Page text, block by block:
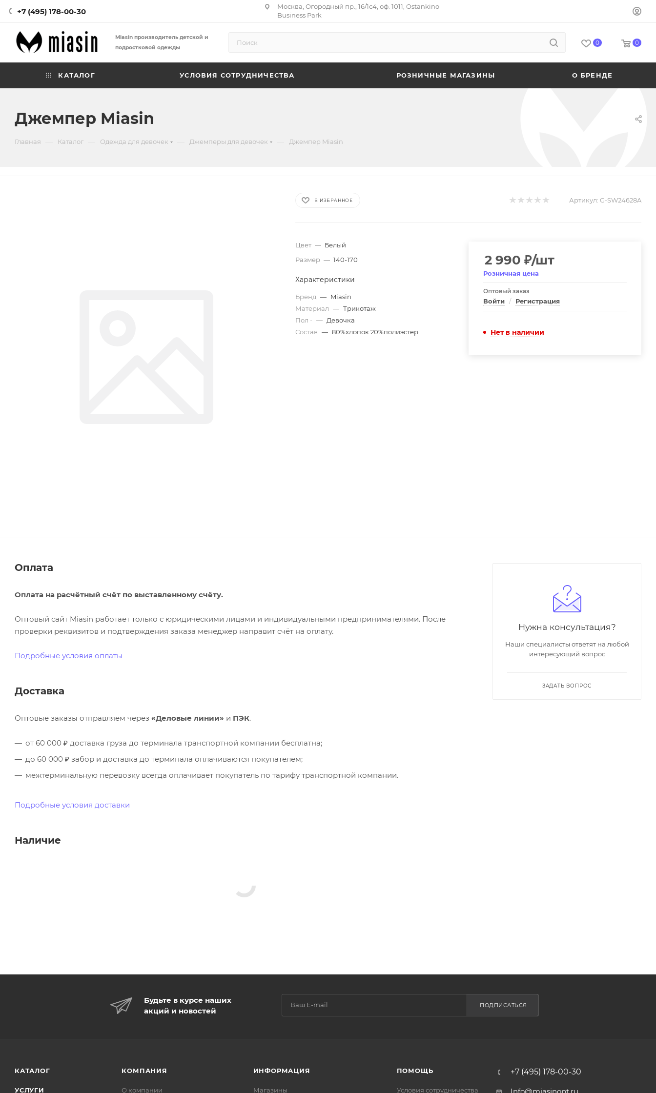
+7 (495) 178-00-30
Москва, Огородный пр., 16/1с4, оф. 1011, Ostankino
Business Park
Miasin производитель детской и
подростковой одежды
0 0
КАТАЛОГ УСЛОВИЯ СОТРУДНИЧЕСТВА РОЗНИЧНЫЕ МАГАЗИНЫ О БРЕНДЕ
Джемпер Miasin
Главная Каталог Одежда для девочек Джемперы для девочек Джемпер Miasin
В ИЗБРАННОЕ Артикул: G-SW24628A
Цвет — Белый
Размер — 140-170
Характеристики
Бренд — Miasin
Материал — Трикотаж
Пол - — Девочка
Состав — 80%хлопок 20%полиэстер
2 990 ₽/шт
Розничная цена
Оптовый заказ
Войти / Регистрация
Нет в наличии
Оплата
Оплата на расчётный счёт по выставленному счёту.
Оптовый сайт Miasin работает только с юридическими лицами и индивидуальными предпринимателями. После
проверки реквизитов и подтверждения заказа менеджер направит счёт на оплату.
Подробные условия оплаты
Доставка
Оптовые заказы отправляем через «Деловые линии» и ПЭК.
от 60 000 ₽ доставка груза до терминала транспортной компании бесплатна;
до 60 000 ₽ забор и доставка до терминала оплачиваются покупателем;
межтерминальную перевозку всегда оплачивает покупатель по тарифу транспортной компании.
Подробные условия доставки
Наличие
Нужна консультация?
Наши специалисты ответят на любой
интересующий вопрос
ЗАДАТЬ ВОПРОС
Будьте в курсе наших
акций и новостей
ПОДПИСАТЬСЯ
КАТАЛОГ
УСЛУГИ
КОМПАНИЯ
О компании
ИНФОРМАЦИЯ
Магазины
ПОМОЩЬ
Условия сотрудничества
+7 (495) 178-00-30